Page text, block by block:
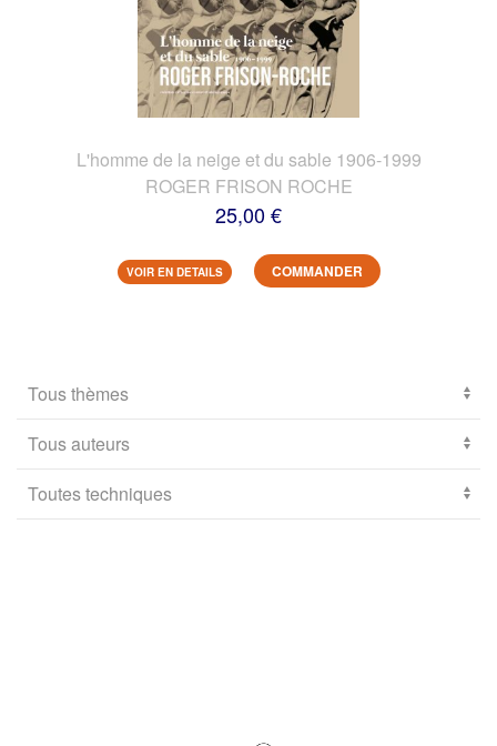
L'homme de la neige et du sable 1906-1999
ROGER FRISON ROCHE
25,00 €
VOIR EN DETAILS COMMANDER